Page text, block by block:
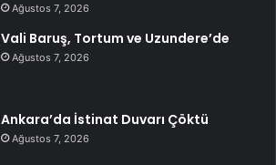
Ağustos 7, 2026
Vali Baruş, Tortum ve Uzundere’de
Ağustos 7, 2026
Ankara’da İstinat Duvarı Çöktü
Ağustos 7, 2026